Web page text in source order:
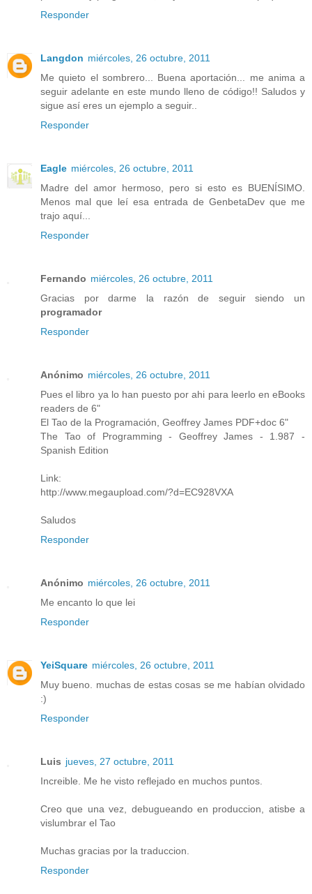
Responder
Langdon miércoles, 26 octubre, 2011
Me quieto el sombrero... Buena aportación... me anima a
seguir adelante en este mundo lleno de código!! Saludos y
sigue así eres un ejemplo a seguir..
Responder
Eagle miércoles, 26 octubre, 2011
Madre del amor hermoso, pero si esto es BUENÍSIMO.
Menos mal que leí esa entrada de GenbetaDev que me
trajo aquí...
Responder
Fernando miércoles, 26 octubre, 2011
Gracias por darme la razón de seguir siendo un
programador
Responder
Anónimo miércoles, 26 octubre, 2011
Pues el libro ya lo han puesto por ahi para leerlo en eBooks
readers de 6"
El Tao de la Programación, Geoffrey James PDF+doc 6"
The Tao of Programming - Geoffrey James - 1.987 -
Spanish Edition
Link:
http://www.megaupload.com/?d=EC928VXA
Saludos
Responder
Anónimo miércoles, 26 octubre, 2011
Me encanto lo que lei
Responder
YeiSquare miércoles, 26 octubre, 2011
Muy bueno. muchas de estas cosas se me habían olvidado
:)
Responder
Luis jueves, 27 octubre, 2011
Increible. Me he visto reflejado en muchos puntos.
Creo que una vez, debugueando en produccion, atisbe a
vislumbrar el Tao
Muchas gracias por la traduccion.
Responder